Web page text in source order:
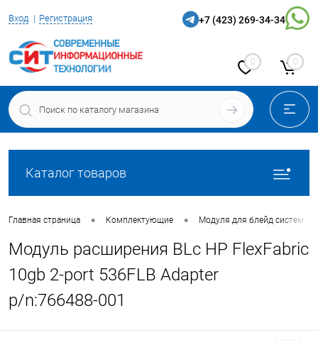
Вход Регистрация +7 (423) 269-34-34
0 0
Каталог товаров
Главная страница • Комплектующие • Модуля для блейд систем
Модуль расширения BLc HP FlexFabric
10gb 2-port 536FLB Adapter
p/n:766488-001